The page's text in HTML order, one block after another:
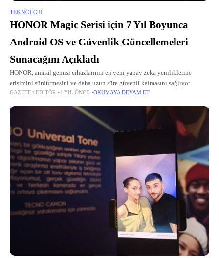
TEKNOLOJI
HONOR Magic Serisi için 7 Yıl Boyunca
Android OS ve Güvenlik Güncellemeleri
Sunacağını Açıkladı
HONOR, amiral gemisi cihazlarının en yeni yapay zeka yeniliklerine
erişimini sürdürmesini ve daha uzun süre güvenli kalmasını sağlıyor.
GAZETE4 EDITÖR 1 YIL ÖNCE OKUMAYA DEVAM ET